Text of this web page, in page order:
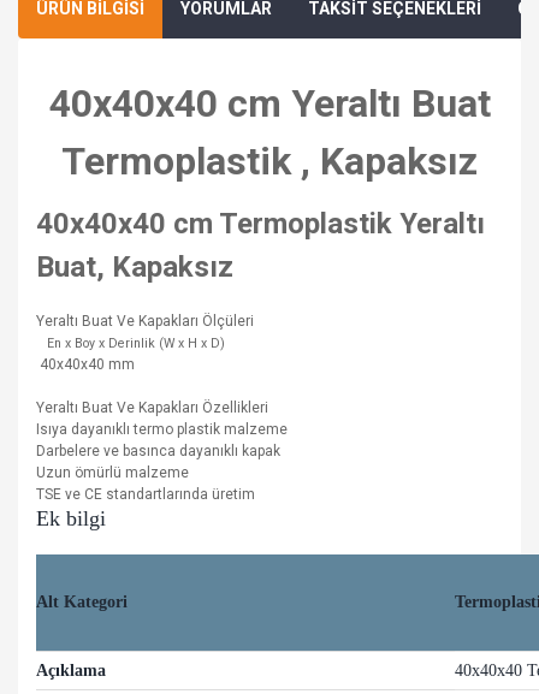
ÜRÜN BİLGİSİ YORUMLAR TAKSİT SEÇENEKLERİ
40x40x40 cm Yeraltı Buat
Termoplastik , Kapaksız
40x40x40 cm Termoplastik Yeraltı
Buat, Kapaksız
Yeraltı Buat Ve Kapakları Ölçüleri
En x Boy x Derinlik (W x H x D)
40x40x40 mm
Yeraltı Buat Ve Kapakları Özellikleri
Isıya dayanıklı termo plastik malzeme
Darbelere ve basınca dayanıklı kapak
Uzun ömürlü malzeme
TSE ve CE standartlarında üretim
Ek bilgi
Alt Kategori
Açıklama 40x40x40